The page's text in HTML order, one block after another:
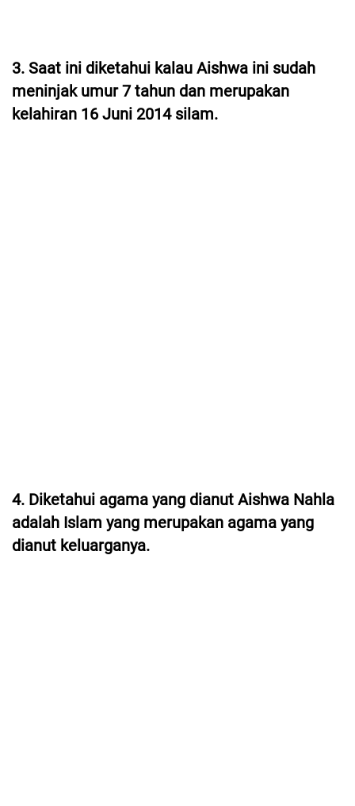
3. Saat ini diketahui kalau Aishwa ini sudah
meninjak umur 7 tahun dan merupakan
kelahiran 16 Juni 2014 silam.
4. Diketahui agama yang dianut Aishwa Nahla
adalah Islam yang merupakan agama yang
dianut keluarganya.